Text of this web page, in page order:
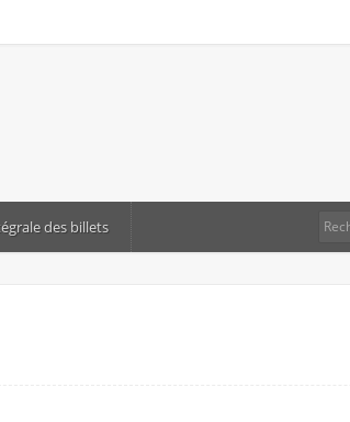
des billets